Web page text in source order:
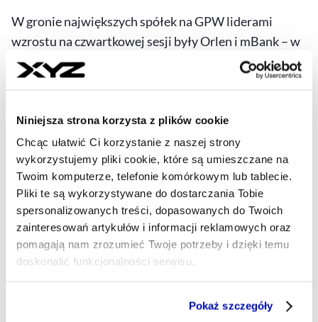
Niniejsza strona korzysta z plików cookie
Chcąc ułatwić Ci korzystanie z naszej strony
wykorzystujemy pliki cookie, które są umieszczane na
Twoim komputerze, telefonie komórkowym lub tablecie.
Pliki te są wykorzystywane do dostarczania Tobie
spersonalizowanych treści, dopasowanych do Twoich
zainteresowań artykułów i informacji reklamowych oraz
pomagają nam zrozumieć Twoje potrzeby i dzięki temu
doskonalić funkcjonalności serwisu.
Pokaż szczegóły
W gronie największych spółek na GPW liderami
wzrostu na czwartkowej sesji były Orlen i mBank – w
obu przypadkach akcje wzrosły o 3,18 proc. Tuż za
nimi znalazł się Tauron (2,36 proc.), a następnie
W ogólnym rozrachunku 16 spółek z WIG20
odnotowało wzrost, trzy spadki, a jedna – Pekao –
wyszła na zero. Spośród tych, które zakończyli dzień
na plusie, warte wspomnienia są Grupa Kęty (1,87
proc.) oraz PGE (0,80 proc.), bo ich akcje w środę
potaniały w największym stopniu.
Budimexu, którego wartość akcji skurczyła się o 1,41